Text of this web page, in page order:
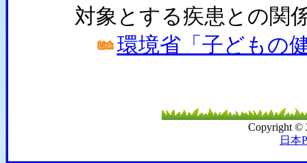
対象とする疾患との関
環境省「子どもの
Copyright ©
日本